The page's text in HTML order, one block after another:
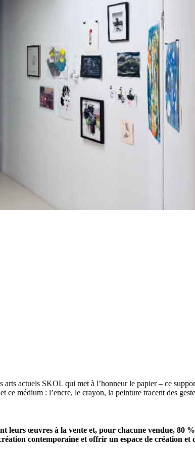
arts actuels SKOL qui met à l’honneur le papier – ce
médium : l’encre, le crayon, la peinture tracent des
leurs œuvres à la vente et, pour chacune vendue, 80 %
contemporaine et offrir un espace de création et